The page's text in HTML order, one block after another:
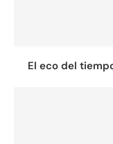
El eco del